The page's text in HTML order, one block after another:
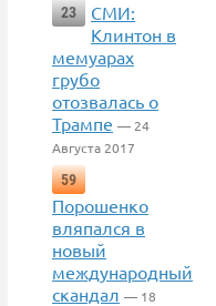
23
СМИ:
Клинтон в
мемуарах
грубо
отозвалась о
Трампе — 24
Августа 2017
59
Порошенко
вляпался в
новый
международный
скандал — 18